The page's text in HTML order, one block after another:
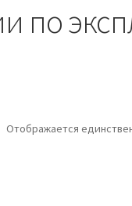
по
Отображается